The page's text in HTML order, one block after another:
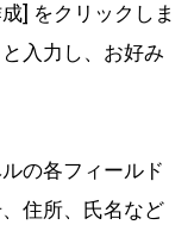
] をクリックしま
入力し、お好み
の各フィールド
住所、氏名など